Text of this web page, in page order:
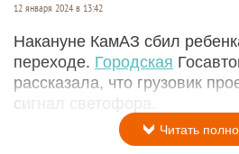
12 января 2024 в 13:42
Накануне КамАЗ сбил
переходе. Городская
рассказала, что грузовик
сигнал светофора.
Читать